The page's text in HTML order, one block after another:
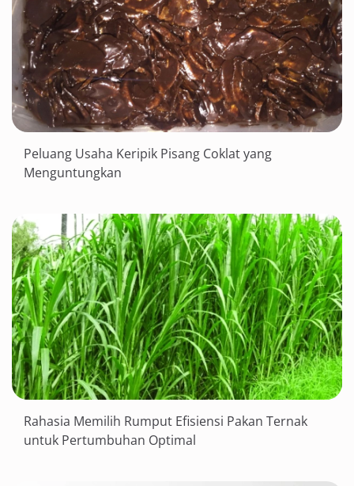
Peluang Usaha Keripik Pisang Coklat yang
Menguntungkan
Rahasia Memilih Rumput Efisiensi Pakan Ternak
untuk Pertumbuhan Optimal